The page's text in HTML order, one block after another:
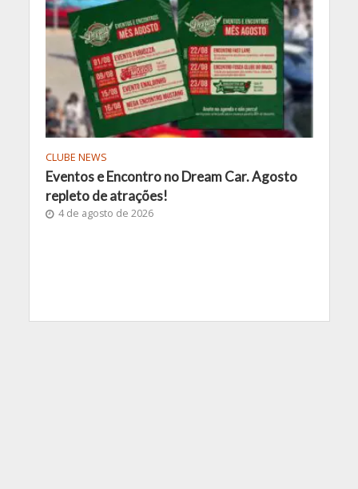
CLUBE NEWS
Eventos e Encontro no Dream Car. Agosto
repleto de atrações!
4 de agosto de 2026